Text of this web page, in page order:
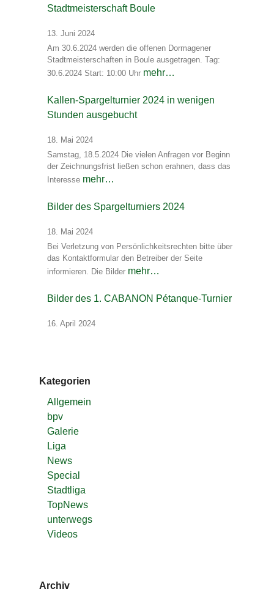
Stadtmeisterschaft Boule
13. Juni 2024
Am 30.6.2024 werden die offenen Dormagener
Stadtmeisterschaften in Boule ausgetragen. Tag:
30.6.2024 Start: 10:00 Uhr mehr…
Kallen-Spargelturnier 2024 in wenigen
Stunden ausgebucht
18. Mai 2024
Samstag, 18.5.2024 Die vielen Anfragen vor Beginn
der Zeichnungsfrist ließen schon erahnen, dass das
Interesse mehr…
Bilder des Spargelturniers 2024
18. Mai 2024
Bei Verletzung von Persönlichkeitsrechten bitte über
das Kontaktformular den Betreiber der Seite
informieren. Die Bilder mehr…
Bilder des 1. CABANON Pétanque-Turnier
16. April 2024
Kategorien
Allgemein
bpv
Galerie
Liga
News
Special
Stadtliga
TopNews
unterwegs
Videos
Archiv